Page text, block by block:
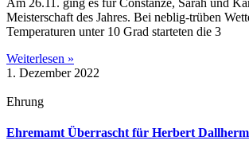
Meisterschaft des Jahres. Bei neblig-trüben
Temperaturen unter 10 Grad starteten die 3
Weiterlesen »
1. Dezember 2022
Ehrung
Ehremamt Überrascht für Herbert Dallherm